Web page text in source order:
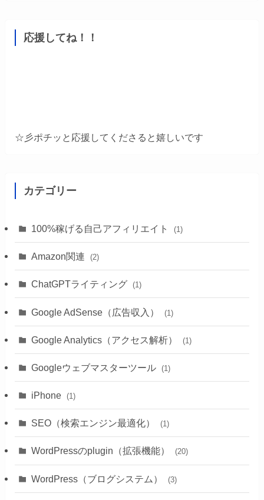
応援してね！！
☆彡ポチッと応援してくださると嬉しいです
カテゴリー
100%稼げる自己アフィリエイト (1)
Amazon関連 (2)
ChatGPTライティング (1)
Google AdSense（広告収入） (1)
Google Analytics（アクセス解析） (1)
Googleウェブマスターツール (1)
iPhone (1)
SEO（検索エンジン最適化） (1)
WordPressのplugin（拡張機能） (20)
WordPress（ブログシステム） (3)